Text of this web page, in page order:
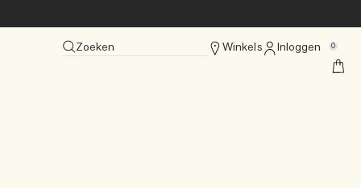
Zoeken Winkels Inloggen 0